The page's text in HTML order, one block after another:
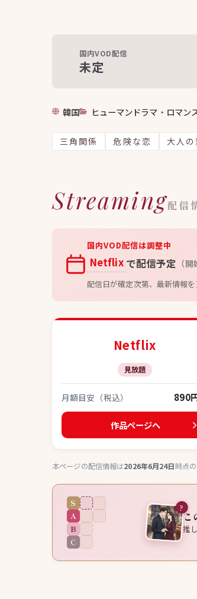
国内VOD配信
未定
韓国 ヒューマンドラマ ・ ロマン
三角関係 危険な恋 大人の
Streaming配信
国内VOD配信は調整中
Netflix で配信予定 （
配信日が確定次第、最新情報を
Netflix
見放題
月額目安（税込） 890
作品ページへ
本ページの配信情報は2026年6月24日時点
S
A
B
C
?
こ
推